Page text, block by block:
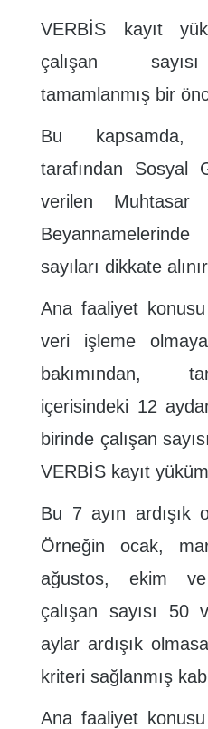
VERBİS kayıt
çalışan
tamamlanmış bir
Bu kapsamda,
tarafından Sosyal
verilen
sayıları dikkate
Ana faaliyet
veri işleme
bakımından,
içerisindeki 12
birinde çalışan
VERBİS kayıt
Bu 7 ayın ardışık
Örneğin ocak,
ağustos, ekim ve
çalışan sayısı 50
aylar ardışık
kriteri sağlanmış
Ana faaliyet